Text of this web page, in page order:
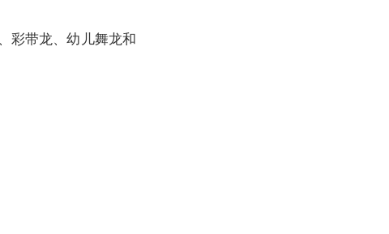
彩带龙、幼儿舞龙和